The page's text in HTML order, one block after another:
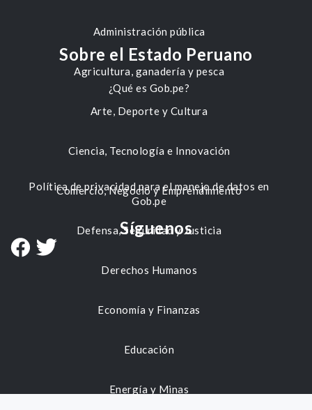
Administración pública
Agricultura, ganadería y pesca
Arte, Deporte y Cultura
Ciencia, Tecnología e Innovación
Comercio, Negocio y Emprendimiento
Defensa, Seguridad y Justicia
Derechos Humanos
Economía y Finanzas
Educación
Energía y Minas
Sobre el Estado Peruano
¿Qué es Gob.pe?
Política de privacidad para el manejo de datos en
Gob.pe
Síguenos